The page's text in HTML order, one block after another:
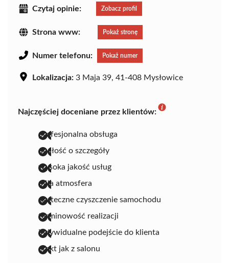
Czytaj opinie: Zobacz profil
Strona www: Pokaż stronę
Numer telefonu: Pokaż numer
Lokalizacja: 3 Maja 39, 41-408 Mysłowice
Najczęściej doceniane przez klientów:
profesjonalna obsługa
dbałość o szczegóły
wysoka jakość usług
miła atmosfera
skuteczne czyszczenie samochodu
terminowość realizacji
indywidualne podejście do klienta
efekt jak z salonu